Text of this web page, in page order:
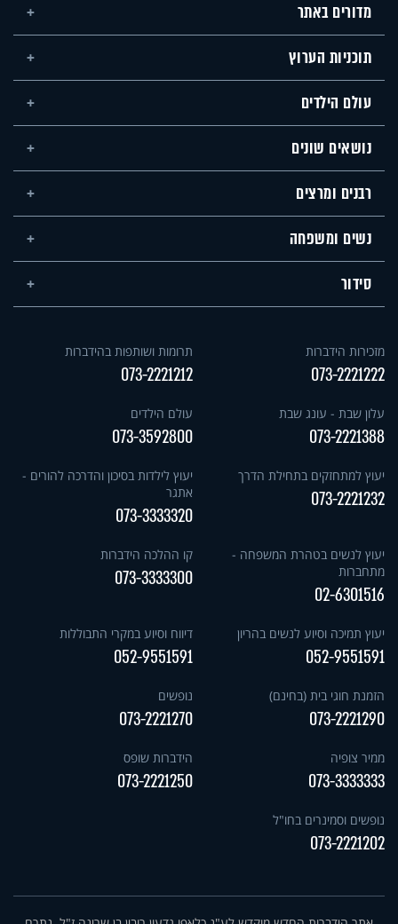
מדורים באתר
תוכניות הערוץ
עולם הילדים
נושאים שונים
רבנים ומרצים
נשים ומשפחה
סידור
מזכירות הידברות
073-2221222
תרומות ושותפות בהידברות
073-2221212
עלון שבת - עונג שבת
073-2221388
עולם הילדים
073-3592800
יעוץ למתחזקים בתחילת הדרך
073-2221232
יעוץ לילדות בסיכון והדרכה להורים -
אתגר
073-3333320
יעוץ לנשים בטהרת המשפחה -
מתחברות
02-6301516
קו ההלכה הידברות
073-3333300
יעוץ תמיכה וסיוע לנשים בהריון
052-9551591
דיווח וסיוע במקרי התבוללות
052-9551591
הזמנת חוגי בית (בחינם)
073-2221290
נופשים
073-2221270
ממיר צופיה
073-3333333
הידברות שופס
073-2221250
נופשים וסמינרים בחו"ל
073-2221202